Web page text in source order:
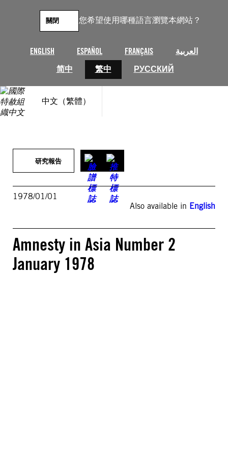
您希望使用哪種語言瀏覽本網站？
ENGLISH ESPAÑOL FRANÇAIS
العربية
简中
繁中 РУССКИЙ
關閉
中文（繁體）
研究報告
1978/01/01
Also available in English
Amnesty in Asia Number 2
January 1978